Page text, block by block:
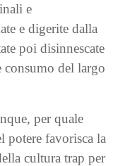
e
e digerite dalla
poi disinnescate
consumo del largo
per quale
potere favorisca la
cultura trap per